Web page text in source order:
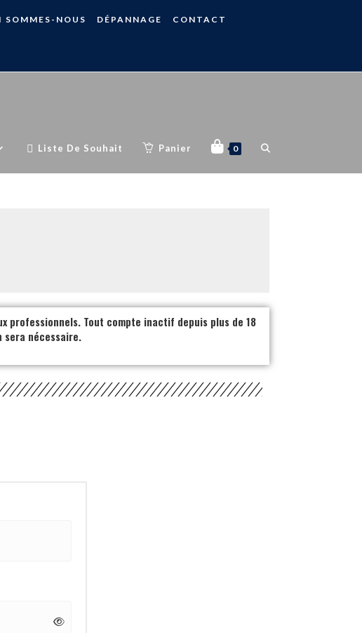
SOMMES-NOUS DÉPANNAGE CONTACT
Liste De Souhait Panier 0
professionnels. Tout compte inactif depuis plus de 18
sera nécessaire.